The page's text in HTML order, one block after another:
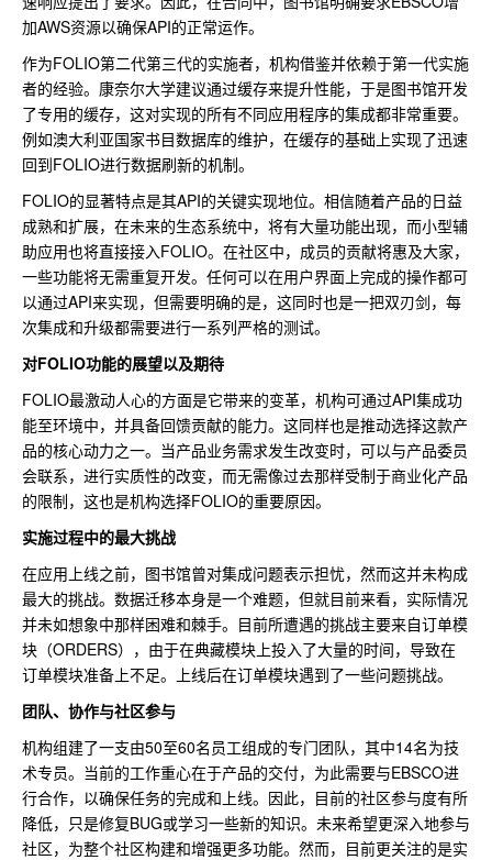
加AWS资源以确保API的正常运作。
作为FOLIO第二代第三代的实施者，机构借鉴并依赖于第一代实施
者的经验。康奈尔大学建议通过缓存来提升性能，于是图书馆开发
了专用的缓存，这对实现的所有不同应用程序的集成都非常重要。
例如澳大利亚国家书目数据库的维护，在缓存的基础上实现了迅速
回到FOLIO进行数据刷新的机制。
FOLIO的显著特点是其API的关键实现地位。相信随着产品的日益
成熟和扩展，在未来的生态系统中，将有大量功能出现，而小型辅
助应用也将直接接入FOLIO。在社区中，成员的贡献将惠及大家，
一些功能将无需重复开发。任何可以在用户界面上完成的操作都可
以通过API来实现，但需要明确的是，这同时也是一把双刃剑，每
次集成和升级都需要进行一系列严格的测试。
对FOLIO功能的展望以及期待
FOLIO最激动人心的方面是它带来的变革，机构可通过API集成功
能至环境中，并具备回馈贡献的能力。这同样也是推动选择这款产
品的核心动力之一。当产品业务需求发生改变时，可以与产品委员
会联系，进行实质性的改变，而无需像过去那样受制于商业化产品
的限制，这也是机构选择FOLIO的重要原因。
实施过程中的最大挑战
在应用上线之前，图书馆曾对集成问题表示担忧，然而这并未构成
最大的挑战。数据迁移本身是一个难题，但就目前来看，实际情况
并未如想象中那样困难和棘手。目前所遭遇的挑战主要来自订单模
块（ORDERS），由于在典藏模块上投入了大量的时间，导致在
订单模块准备上不足。上线后在订单模块遇到了一些问题挑战。
团队、协作与社区参与
机构组建了一支由50至60名员工组成的专门团队，其中14名为技
术专员。当前的工作重心在于产品的交付，为此需要与EBSCO进
行合作，以确保任务的完成和上线。因此，目前的社区参与度有所
降低，只是修复BUG或学习一些新的知识。未来希望更深入地参与
社区，为整个社区构建和增强更多功能。然而，目前更关注的是实